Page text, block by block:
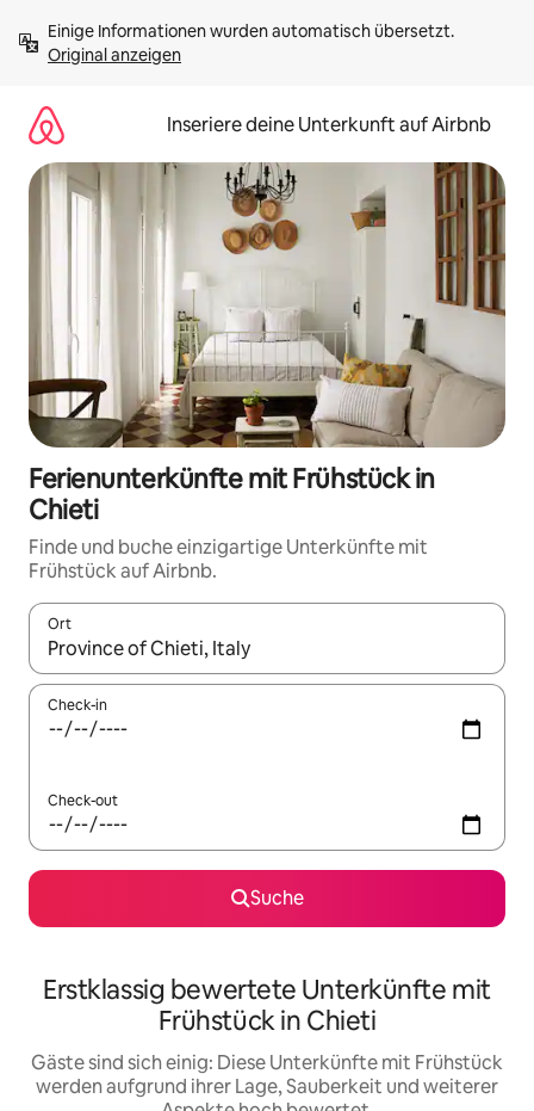
Inhalten
springenOriginal anzeigen
Inseriere deine Unterkunft auf Airbnb
Ferienunterkünfte mit Frühstück in
Chieti
Finde und buche einzigartige Unterkünfte mit
Frühstück auf Airbnb.
Ort
Wenn Ergebnisse verfügbar sind, navigiere mit den
Check-in
Check-out
Suche
Erstklassig bewertete Unterkünfte mit
Frühstück in Chieti
Gäste sind sich einig: Diese Unterkünfte mit Frühstück
werden aufgrund ihrer Lage, Sauberkeit und weiterer